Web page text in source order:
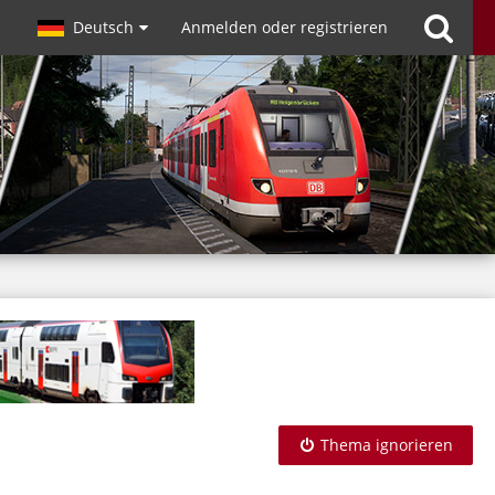
Deutsch Anmelden oder registrieren
Thema ignorieren